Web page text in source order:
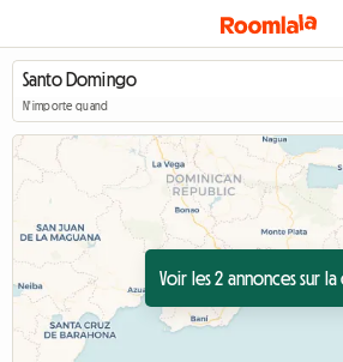
N'importe quand
Voir les 2 annonces sur la